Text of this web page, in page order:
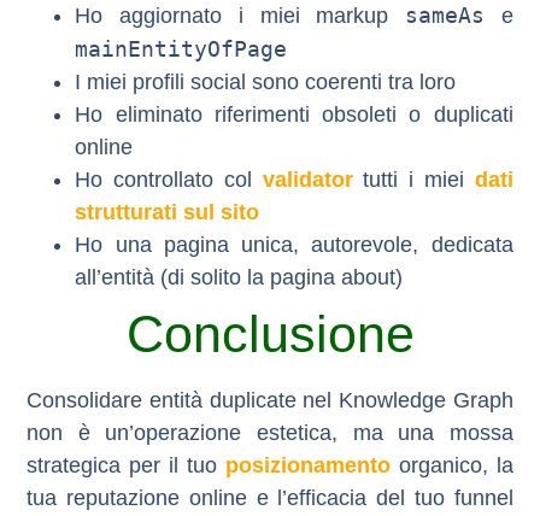
Ho aggiornato i miei markup sameAs e
mainEntityOfPage
I miei profili social sono coerenti tra loro
Ho eliminato riferimenti obsoleti o duplicati
online
Ho controllato col validatortutti i miei dati
strutturati sul sito
Ho una pagina unica, autorevole, dedicata
all’entità (di solito la pagina about)
Conclusione
Consolidare entità duplicate nel Knowledge Graph
non è un’operazione estetica, ma una mossa
strategica per il tuo posizionamentoorganico, la
tua reputazione online e l’efficacia del tuo funnel